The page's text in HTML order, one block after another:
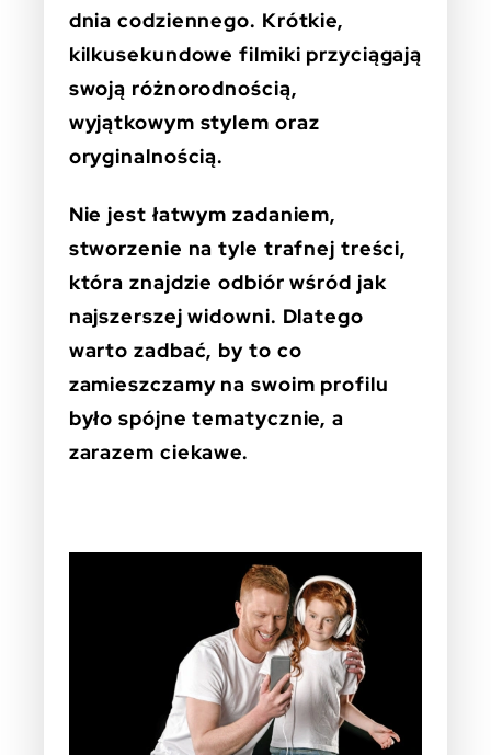
dnia codziennego. Krótkie,
kilkusekundowe filmiki przyciągają
swoją różnorodnością,
wyjątkowym stylem oraz
oryginalnością.
Nie jest łatwym zadaniem,
stworzenie na tyle trafnej treści,
która znajdzie odbiór wśród jak
najszerszej widowni. Dlatego
warto zadbać, by to co
zamieszczamy na swoim profilu
było spójne tematycznie, a
zarazem ciekawe.